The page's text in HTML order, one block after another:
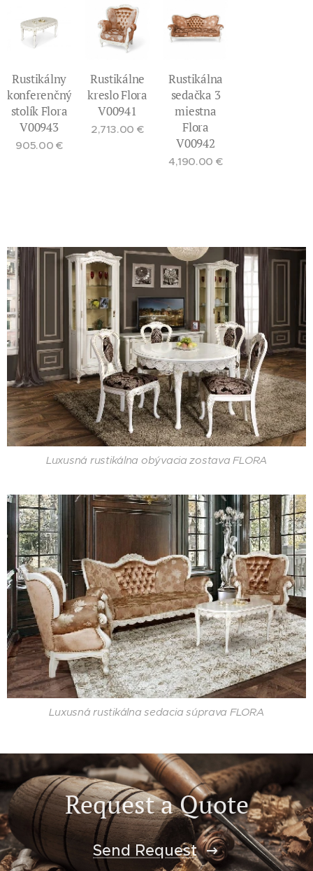
Rustikálny
konferenčný
stolík Flora
V00943
905.00 €
Rustikálne
kreslo Flora
V00941
2,713.00 €
Rustikálna
sedačka 3
miestna
Flora
V00942
4,190.00 €
Luxusná rustikálna obývacia zostava FLORA
Luxusná rustikálna sedacia súprava FLORA
Request a Quote
Send Request